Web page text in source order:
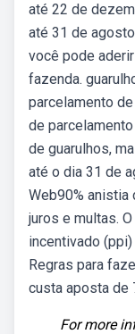
até 22 de
até 31 de
você pode
fazenda.
parcelamento
de
de guarulhos,
até o dia 31 de
Web90%
juros e multas.
incentivado
Regras para
custa aposta de
For more